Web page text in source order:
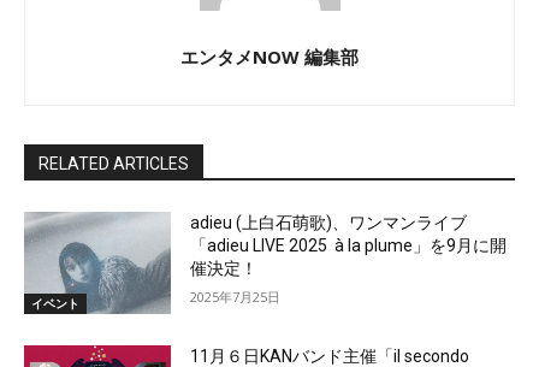
エンタメNOW 編集部
RELATED ARTICLES
イベント
adieu (上白石萌歌)、ワンマンライブ
「adieu LIVE 2025 à la plume」を9月に開
催決定！
2025年7月25日
11月６日KANバンド主催「il secondo